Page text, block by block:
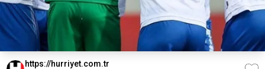
https://hurriyet.com.tr